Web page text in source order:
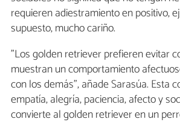
requieren adiestramiento en positivo,
supuesto, mucho cariño.
"Los golden retriever prefieren evitar
muestran un comportamiento
con los demás", añade Sarasúa. Esta
empatía, alegría, paciencia, afecto y
convierte al golden retriever en un